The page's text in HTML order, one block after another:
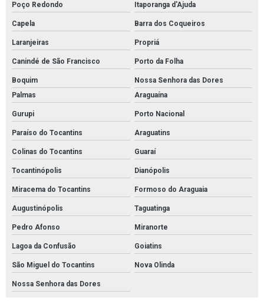
Poço Redondo Itaporanga d'Ajuda
Capela Barra dos Coqueiros
Laranjeiras Propriá
Canindé de São Francisco Porto da Folha
Boquim
Nossa Senhora das Dores
Palmas
Araguaína
Gurupi Porto Nacional
Paraíso do Tocantins Araguatins
Colinas do Tocantins Guaraí
Tocantinópolis Dianópolis
Miracema do Tocantins Formoso do Araguaia
Augustinópolis Taguatinga
Pedro Afonso Miranorte
Lagoa da Confusão Goiatins
São Miguel do Tocantins Nova Olinda
Nossa Senhora das Dores